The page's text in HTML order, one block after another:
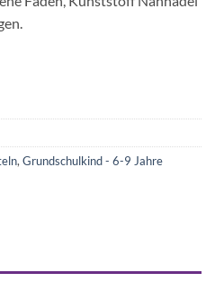
, Grundschulkind - 6-9 Jahre